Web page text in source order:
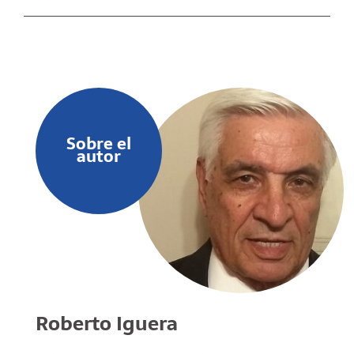
Sobre el
autor
Roberto Iguera